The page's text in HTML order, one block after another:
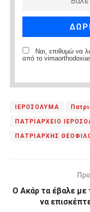
Ναι, επιθυμώ να
από το
ΙΕΡΟΣΟΛΥΜΑ
ΠΑΤΡΙΑΡΧΕΙΟ
ΠΑΤΡΙΑΡΧΗΣ
O Aκάρ τα έβαλε με
να